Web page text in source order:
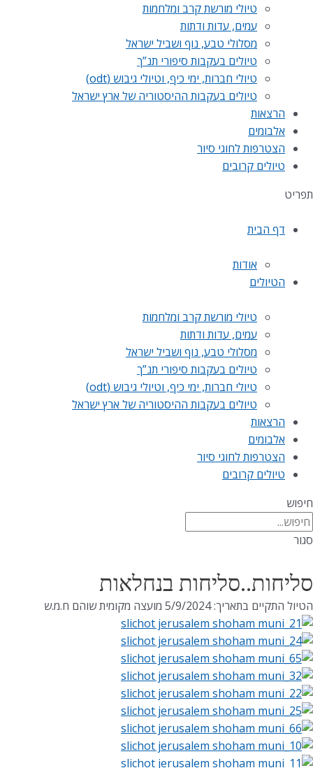
טיולי מורשת קרב ומלחמות
עמים, עדות ודתות
מסלולי טבע, נוף ושביל ישראל
טיולים בעקבות סיפורי תנ”ך
טיולי חברות, ימי כיף, וטיולי גיבוש (odt)
טיולים בעקבות ההיסטוריה של ארץ ישראל
הרצאות
אלבומים
הצטרפות לחוגי סיור
טיולים קרובים
תפריט
דף הבית
אודות
הטיולים
טיולי מורשת קרב ומלחמות
עמים, עדות ודתות
מסלולי טבע, נוף ושביל ישראל
טיולים בעקבות סיפורי תנ”ך
טיולי חברות, ימי כיף, וטיולי גיבוש (odt)
טיולים בעקבות ההיסטוריה של ארץ ישראל
הרצאות
אלבומים
הצטרפות לחוגי סיור
טיולים קרובים
חיפוש
סגור
סליחות..סליחות בנחלאות
הטיול התקיים בתאריך: 5/9/2024 מועצה מקומית שוהם ח.מ.ש